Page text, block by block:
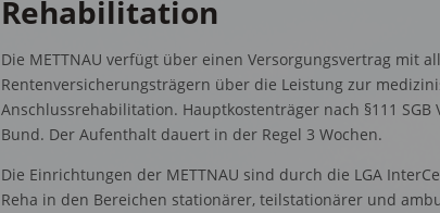
Rehabilitation
Die METTNAU verfügt über einen Versorgungsvertrag mit
Rentenversicherungsträgern über die Leistung zur
Anschlussrehabilitation. Hauptkostenträger nach §111
Bund. Der Aufenthalt dauert in der Regel 3 Wochen.
Die Einrichtungen der METTNAU sind durch die LGA
Reha in den Bereichen stationärer, teilstationärer und